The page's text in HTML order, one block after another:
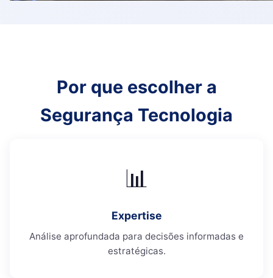
Por que escolher a
Segurança Tecnologia
📊
Expertise
Análise aprofundada para decisões informadas e
estratégicas.